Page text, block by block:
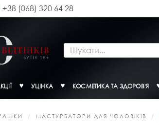
+38 (068) 320 64 28
УЦІНКА КОСМЕТИКА ТА ЗДОРОВ'Я
МАСТУРБАТОРИ ДЛЯ ЧОЛОВІКІВ